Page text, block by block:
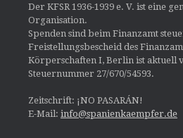
Der KFSR 1936-1939 e. V. ist eine
Organisation.
Spenden sind beim Finanzamt
Freistellungsbescheid des
Körperschaften I, Berlin ist aktuell
Steuernummer 27/670/54593.
Zeitschrift: ¡NO PASARÁN!
E-Mail: info@spanienkaempfer.de